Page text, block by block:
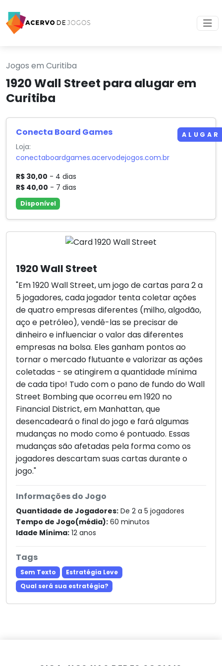
Jogos em Curitiba
1920 Wall Street para alugar em
Curitiba
1920 Wall Street
"Em 1920 Wall Street, um jogo de cartas para 2 a
5 jogadores, cada jogador tenta coletar ações
de quatro empresas diferentes (milho, algodão,
aço e petróleo), vendê-las se precisar de
dinheiro e influenciar o valor das diferentes
empresas na bolsa. Eles ganham pontos ao
tornar o mercado flutuante e valorizar as ações
coletadas - se atingirem a quantidade mínima
de cada tipo! Tudo com o pano de fundo do Wall
Street Bombing que ocorreu em 1920 no
Financial District, em Manhattan, que
desencadeará o final do jogo e fará algumas
mudanças no modo como é pontuado. Essas
mudanças são afetadas pela forma como os
jogadores descartam suas cartas durante o
jogo."
Informações do Jogo
Quantidade de Jogadores: De 2 a 5 jogadores
Tempo de Jogo(média): 60 minutos
Idade Mínima: 12 anos
Tags
Sem Texto
Estratégia Leve
Qual será sua estratégia?
Conecta Board Games
Loja:
conectaboardgames.acervodejogos.com.br
R$ 30,00 - 4 dias
R$ 40,00 - 7 dias
Disponível
ALUGAR